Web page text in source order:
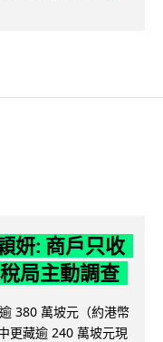
妍: 商戶只收
局主動調查
380 萬坡元（約港幣
更藏逾 240 萬坡元現